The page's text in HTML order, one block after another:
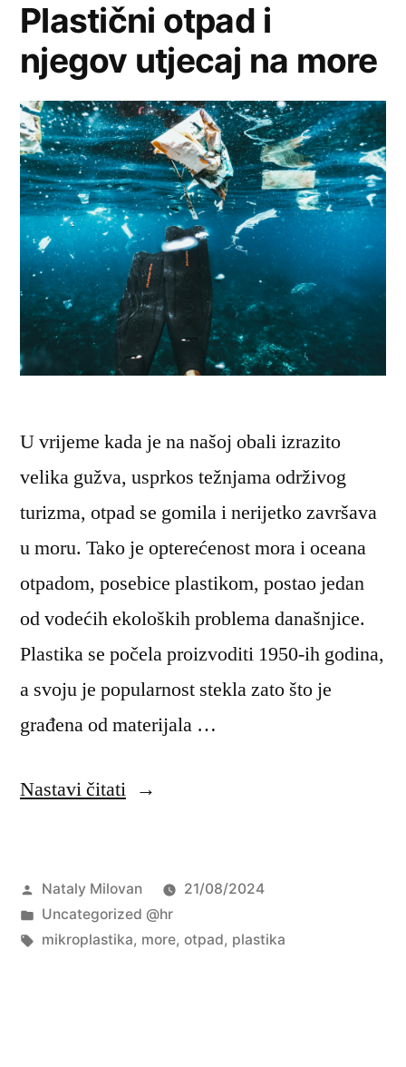
morski
svijet“”
Plastični otpad i
njegov utjecaj na more
U vrijeme kada je na našoj obali izrazito
velika gužva, usprkos težnjama održivog
turizma, otpad se gomila i nerijetko završava
u moru. Tako je opterećenost mora i oceana
otpadom, posebice plastikom, postao jedan
od vodećih ekoloških problema današnjice.
Plastika se počela proizvoditi 1950-ih godina,
a svoju je popularnost stekla zato što je
građena od materijala …
Nastavi čitati“Plastični
njegov
utjecaj
Objavio
Nataly Milovan
21/08/2024
Objavljeno
u
Uncategorized @hr
Oznake:
mikroplastika, more, otpad, plastika